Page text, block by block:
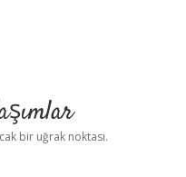
bir uğrak noktası.